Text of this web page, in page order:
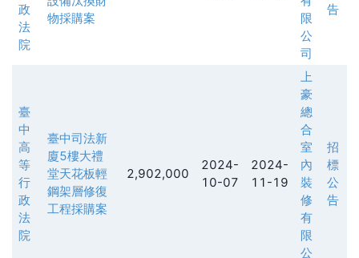
政
法
院
物採購案
限
公
司
告
臺
中
高
等
行
政
法
院
臺中司法新
廈5樓大禮
堂天花板輕
鋼架層修復
工程採購案
2,902,000
2024-
10-07
2024-
11-19
上
豪
總
合
室
內
裝
修
有
限
公
招
標
公
告